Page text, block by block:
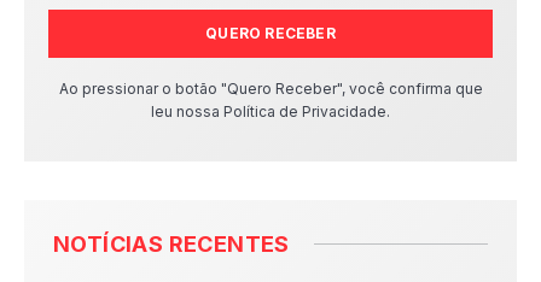
QUERO RECEBER
Ao pressionar o botão "Quero Receber", você confirma que
leu nossa Política de Privacidade.
NOTÍCIAS RECENTES